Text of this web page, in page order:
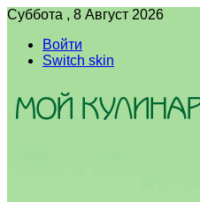
Суббота , 8 Август 2026
Войти
Switch skin